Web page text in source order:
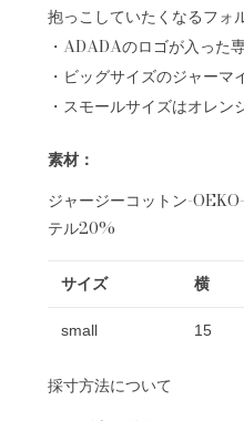
抱っこしていたくなるフォ
・ADADAのロゴが入った
・ビッグサイズのジャーマ
・スモールサイズはオレン
素材：
ジャージーコットン-
テル20%
サイズ 横
small 15
採寸方法について